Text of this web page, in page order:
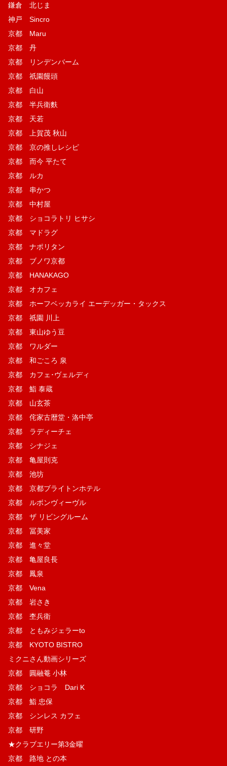
鎌倉 北じま
神戸 Sincro
京都 Maru
京都 丹
京都 リンデンバーム
京都 祇園饅頭
京都 白山
京都 半兵衛麩
京都 天若
京都 上賀茂 秋山
京都 京の推しレシピ
京都 而今 平たて
京都 ルカ
京都 串かつ
京都 中村屋
京都 ショコラトリ ヒサシ
京都 マドラグ
京都 ナポリタン
京都 ブノワ京都
京都 HANAKAGO
京都 オカフェ
京都 ホーフベッカライ エーデッガー・タックス
京都 祇園 川上
京都 東山ゆう豆
京都 ワルダー
京都 和ごころ 泉
京都 カフェ･ヴェルディ
京都 鮨 泰蔵
京都 山玄茶
京都 侘家古暦堂・洛中亭
京都 ラディーチェ
京都 シナジェ
京都 亀屋則克
京都 池坊
京都 京都ブライトンホテル
京都 ルボンヴィーヴル
京都 ザ リビングルーム
京都 冨美家
京都 進々堂
京都 亀屋良長
京都 鳳泉
京都 Vena
京都 岩さき
京都 杢兵衛
京都 ともみジェラーto
京都 KYOTO BISTRO
ミクニさん動画シリーズ
京都 圓融菴 小林
京都 ショコラ Dari K
京都 鮨 忠保
京都 シンレス カフェ
京都 研野
★クラブエリー第3金曜
京都 路地 との本